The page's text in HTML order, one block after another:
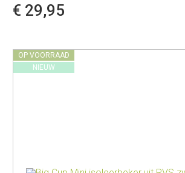
€ 29,95
OP VOORRAAD
NIEUW